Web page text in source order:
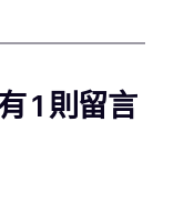
1 則留言